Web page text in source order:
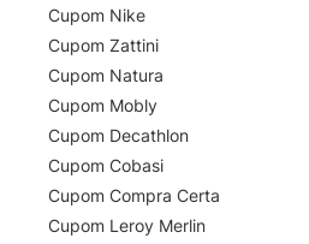
Cupom Nike
Cupom Zattini
Cupom Natura
Cupom Mobly
Cupom Decathlon
Cupom Cobasi
Cupom Compra Certa
Cupom Leroy Merlin